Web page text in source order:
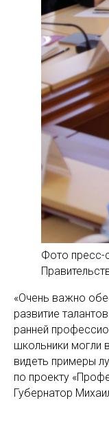
Фото пресс-
«Очень важно
развитие
ранней
школьники могли
видеть примеры
по проекту
Губернатор